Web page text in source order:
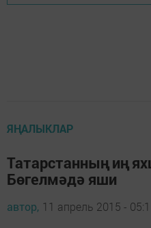
ЯҢАЛЫКЛАР
Татарстанның иң
Бөгелмәдә яши
автор, 11 апрель 2015 -